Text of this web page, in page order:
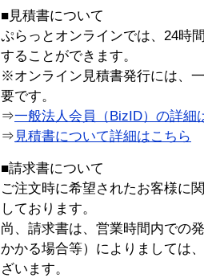
■見積書について
ぷらっとオンラインでは、24時
することができます。
※オンライン見積書発行には、
要です。
⇒一般法人会員（BizID）の詳細
⇒ 見積書について詳細はこちら
■請求書について
ご注文時に希望されたお客様に
しております。
尚、請求書は、営業時間内での
かかる場合等）によりましては
ざいます。